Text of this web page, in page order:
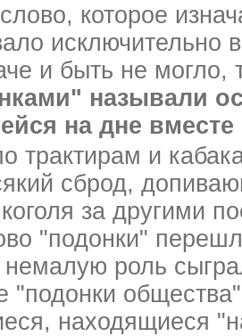
которое
исключительно
и быть не могло,
называли
на дне
трактирам и
сброд,
за другими
"подонки"
немалую роль
"подонки
находящиеся